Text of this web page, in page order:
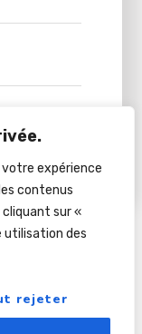
votre expérience
contenus
sur «
utilisation des
rejeter